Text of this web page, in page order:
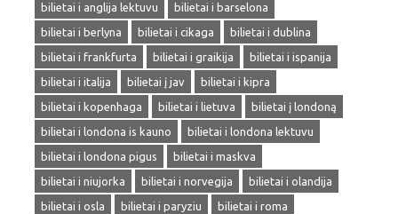
bilietai i anglija lektuvu
bilietai i barselona
bilietai i berlyna
bilietai i cikaga
bilietai i dublina
bilietai i frankfurta
bilietai i graikija
bilietai i ispanija
bilietai i italija
bilietai į jav
bilietai i kipra
bilietai i kopenhaga
bilietai i lietuva
bilietai į londoną
bilietai i londona is kauno
bilietai i londona lektuvu
bilietai i londona pigus
bilietai i maskva
bilietai i niujorka
bilietai i norvegija
bilietai i olandija
bilietai i osla
bilietai i paryziu
bilietai i roma